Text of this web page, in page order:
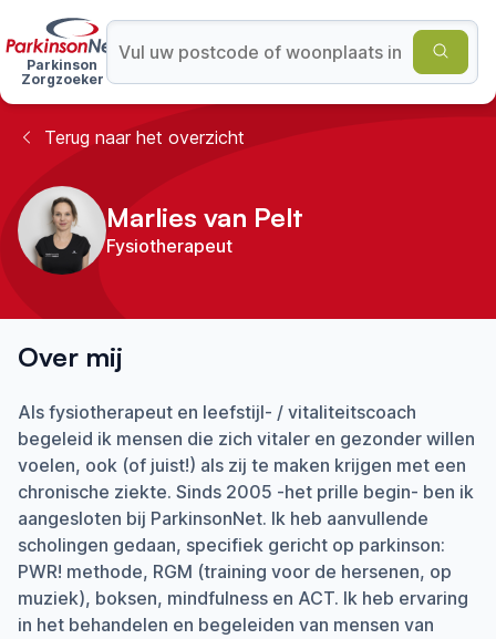
Parkinson
Zorgzoeker
Terug naar het overzicht
Marlies van Pelt
Fysiotherapeut
Over mij
Als fysiotherapeut en leefstijl- / vitaliteitscoach
begeleid ik mensen die zich vitaler en gezonder willen
voelen, ook (of juist!) als zij te maken krijgen met een
chronische ziekte. Sinds 2005 -het prille begin- ben ik
aangesloten bij ParkinsonNet. Ik heb aanvullende
scholingen gedaan, specifiek gericht op parkinson:
PWR! methode, RGM (training voor de hersenen, op
muziek), boksen, mindfulness en ACT. Ik heb ervaring
in het behandelen en begeleiden van mensen van